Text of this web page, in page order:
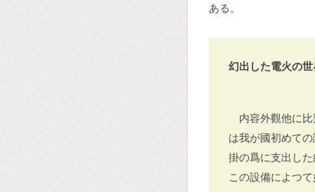
ある。
幻出した電火の世
内容外觀他に
は我が國初めて
掛の爲に支出し
この設備によつ